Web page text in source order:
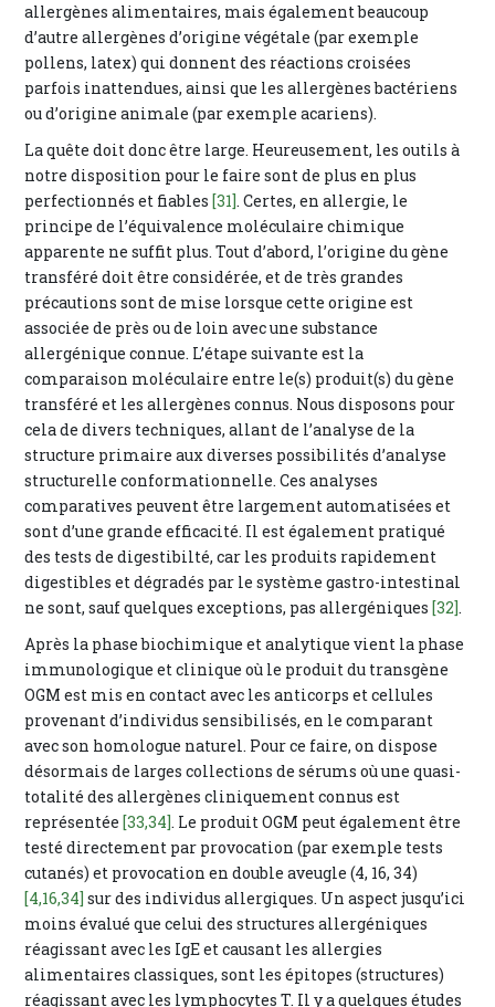
allergènes alimentaires, mais également beaucoup
d’autre allergènes d’origine végétale (par exemple
pollens, latex) qui donnent des réactions croisées
parfois inattendues, ainsi que les allergènes bactériens
ou d’origine animale (par exemple acariens).
La quête doit donc être large. Heureusement, les outils à
notre disposition pour le faire sont de plus en plus
perfectionnés et fiables [31]. Certes, en allergie, le
principe de l’équivalence moléculaire chimique
apparente ne suffit plus. Tout d’abord, l’origine du gène
transféré doit être considérée, et de très grandes
précautions sont de mise lorsque cette origine est
associée de près ou de loin avec une substance
allergénique connue. L’étape suivante est la
comparaison moléculaire entre le(s) produit(s) du gène
transféré et les allergènes connus. Nous disposons pour
cela de divers techniques, allant de l’analyse de la
structure primaire aux diverses possibilités d’analyse
structurelle conformationnelle. Ces analyses
comparatives peuvent être largement automatisées et
sont d’une grande efficacité. Il est également pratiqué
des tests de digestibilté, car les produits rapidement
digestibles et dégradés par le système gastro-intestinal
ne sont, sauf quelques exceptions, pas allergéniques [32].
Après la phase biochimique et analytique vient la phase
immunologique et clinique où le produit du transgène
OGM est mis en contact avec les anticorps et cellules
provenant d’individus sensibilisés, en le comparant
avec son homologue naturel. Pour ce faire, on dispose
désormais de larges collections de sérums où une quasi-
totalité des allergènes cliniquement connus est
représentée [33,34]. Le produit OGM peut également être
testé directement par provocation (par exemple tests
cutanés) et provocation en double aveugle (4, 16, 34)
[4,16,34] sur des individus allergiques. Un aspect jusqu’ici
moins évalué que celui des structures allergéniques
réagissant avec les IgE et causant les allergies
alimentaires classiques, sont les épitopes (structures)
réagissant avec les lymphocytes T. Il y a quelques études